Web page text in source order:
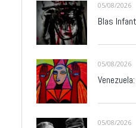
05/08/2026
Blas
05/08/2026
05/08/2026